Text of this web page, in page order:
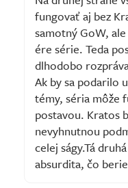
fungovať aj bez
samotný GoW,
ére série. Teda
dlhodobo
Ak by sa podarilo
témy, séria môže
postavou. Kratos
nevyhnutnou
celej ságy.Tá
absurdita, čo